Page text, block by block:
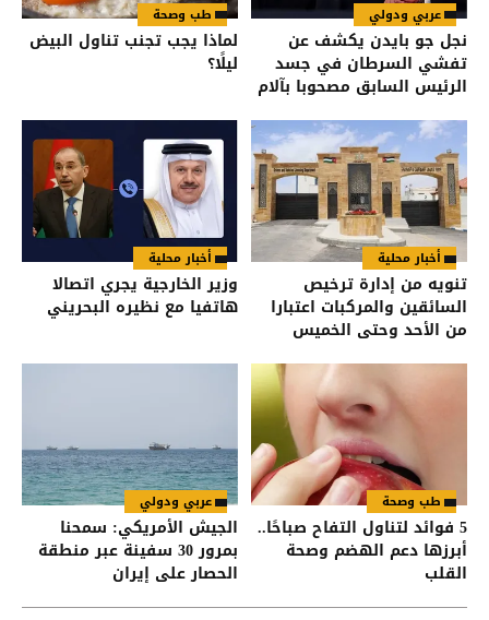
عربي ودولي
نجل جو بايدن يكشف عن
تفشي السرطان في جسد
الرئيس السابق مصحوبا بآلام
طب وصحة
لماذا يجب تجنب تناول البيض
ليلًا؟
أخبار محلية
تنويه من إدارة ترخيص
السائقين والمركبات اعتبارا
من الأحد وحتى الخميس
أخبار محلية
وزير الخارجية يجري اتصالا
هاتفيا مع نظيره البحريني
طب وصحة
5 فوائد لتناول التفاح صباحًا..
أبرزها دعم الهضم وصحة
القلب
عربي ودولي
الجيش الأمريكي: سمحنا
بمرور 30 سفينة عبر منطقة
الحصار على إيران